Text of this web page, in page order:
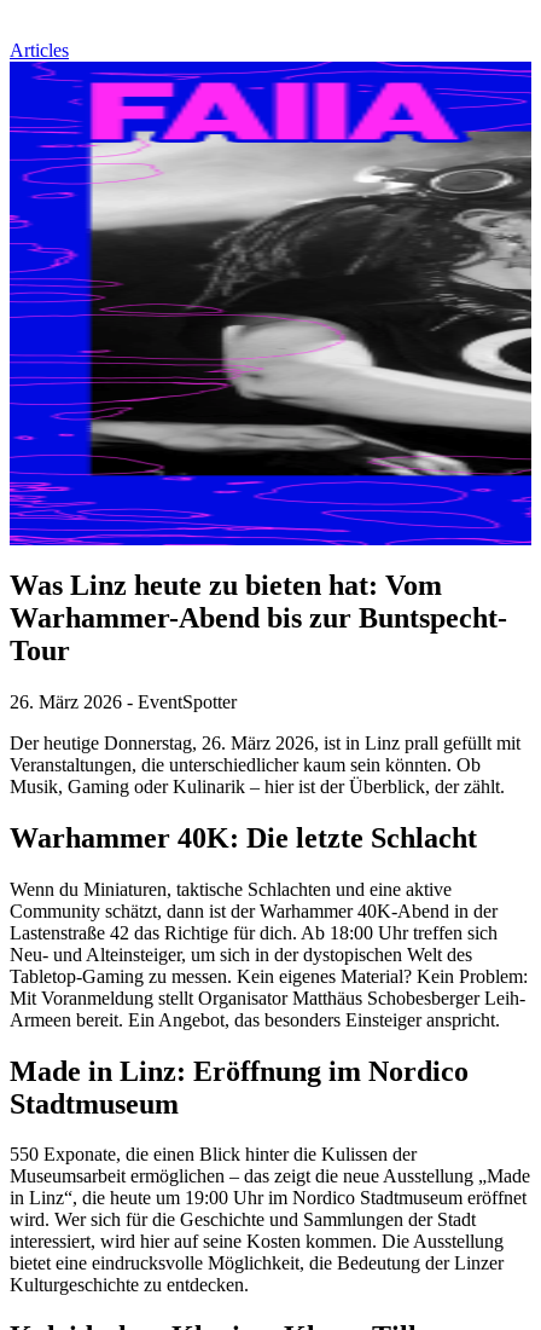
Articles
Was Linz heute zu bieten hat: Vom
Warhammer-Abend bis zur Buntspecht-
Tour
26. März 2026 - EventSpotter
Der heutige Donnerstag, 26. März 2026, ist in Linz prall gefüllt mit
Veranstaltungen, die unterschiedlicher kaum sein könnten. Ob
Musik, Gaming oder Kulinarik – hier ist der Überblick, der zählt.
Warhammer 40K: Die letzte Schlacht
Wenn du Miniaturen, taktische Schlachten und eine aktive
Community schätzt, dann ist der Warhammer 40K-Abend in der
Lastenstraße 42 das Richtige für dich. Ab 18:00 Uhr treffen sich
Neu- und Alteinsteiger, um sich in der dystopischen Welt des
Tabletop-Gaming zu messen. Kein eigenes Material? Kein Problem:
Mit Voranmeldung stellt Organisator Matthäus Schobesberger Leih-
Armeen bereit. Ein Angebot, das besonders Einsteiger anspricht.
Made in Linz: Eröffnung im Nordico
Stadtmuseum
550 Exponate, die einen Blick hinter die Kulissen der
Museumsarbeit ermöglichen – das zeigt die neue Ausstellung „Made
in Linz“, die heute um 19:00 Uhr im Nordico Stadtmuseum eröffnet
wird. Wer sich für die Geschichte und Sammlungen der Stadt
interessiert, wird hier auf seine Kosten kommen. Die Ausstellung
bietet eine eindrucksvolle Möglichkeit, die Bedeutung der Linzer
Kulturgeschichte zu entdecken.